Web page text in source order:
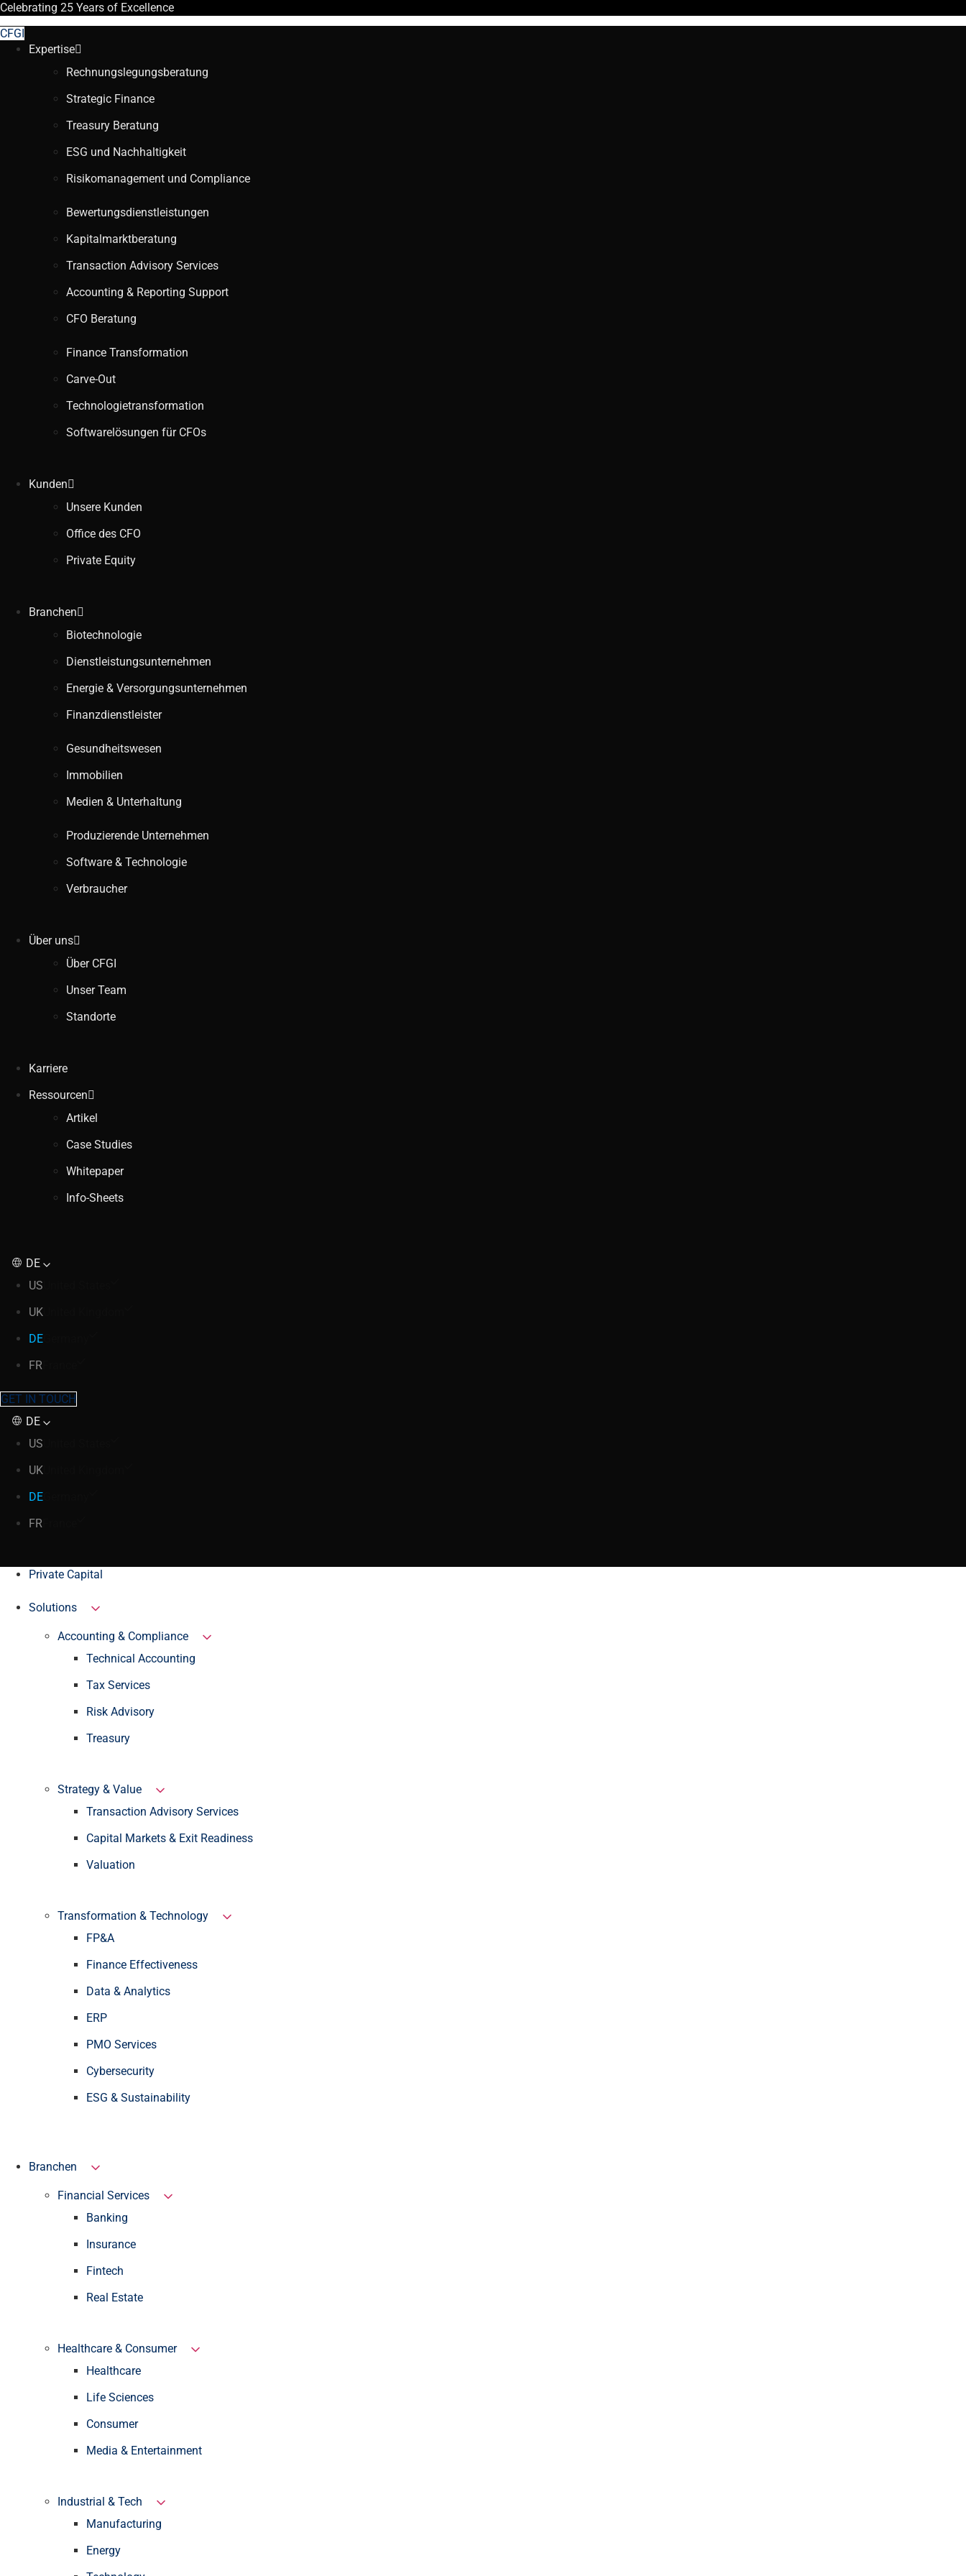
Celebrating 25 Years of Excellence
CFGI
Expertise
Rechnungslegungsberatung
Strategic Finance
Treasury Beratung
ESG und Nachhaltigkeit
Risikomanagement und Compliance
Bewertungsdienstleistungen
Kapitalmarktberatung
Transaction Advisory Services
Accounting & Reporting Support
CFO Beratung
Finance Transformation
Carve-Out
Technologietransformation
Softwarelösungen für CFOs
Kunden
Unsere Kunden
Office des CFO
Private Equity
Branchen
Biotechnologie
Dienstleistungsunternehmen
Energie & Versorgungsunternehmen
Finanzdienstleister
Gesundheitswesen
Immobilien
Medien & Unterhaltung
Produzierende Unternehmen
Software & Technologie
Verbraucher
Über uns
Über CFGI
Unser Team
Standorte
Karriere
Ressourcen
Artikel
Case Studies
Whitepaper
Info-Sheets
DE
US
UK
DE
FR
GET IN TOUCH
DE
US
UK
DE
FR
Private Capital
Solutions
Accounting & Compliance
Technical Accounting
Tax Services
Risk Advisory
Treasury
Strategy & Value
Transaction Advisory Services
Capital Markets & Exit Readiness
Valuation
Transformation & Technology
FP&A
Finance Effectiveness
Data & Analytics
ERP
PMO Services
Cybersecurity
ESG & Sustainability
Branchen
Financial Services
Banking
Insurance
Fintech
Real Estate
Healthcare & Consumer
Healthcare
Life Sciences
Consumer
Media & Entertainment
Industrial & Tech
Manufacturing
Energy